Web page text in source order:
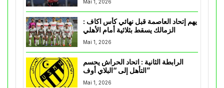
Mai 1, 2026
يهم إتحاد العاصمة قبل نهائي كأس اكاف :
Mai 1, 2026
الرابطة الثانية : اتحاد الحراش يحسم
التأهل إلى “البلاي أوف”
Mai 1, 2026